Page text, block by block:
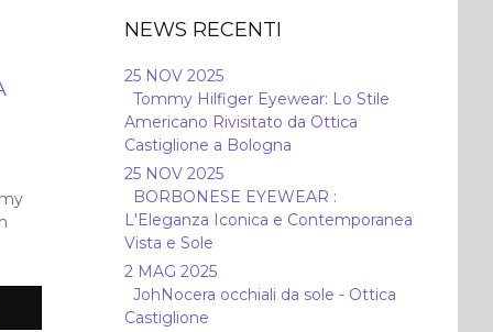
NEWS RECENTI
25 NOV 2025
Tommy Hilfiger Eyewear: Lo Stile
Americano Rivisitato da Ottica
Castiglione a Bologna
25 NOV 2025
BORBONESE EYEWEAR :
L'Eleganza Iconica e Contemporanea
Vista e Sole
2 MAG 2025
JohNocera occhiali da sole - Ottica
Castiglione